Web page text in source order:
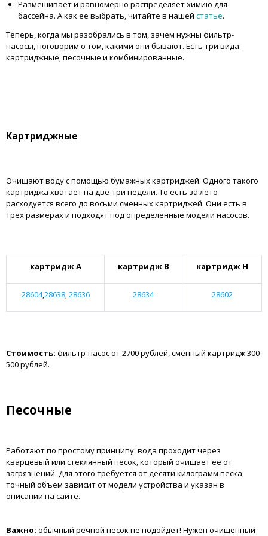
Размешивает и равномерно распределяет химию для
бассейна. А как ее выбрать, читайте в нашей статье.
Теперь, когда мы разобрались в том, зачем нужны фильтр-
насосы, поговорим о том, какими они бывают. Есть три вида:
картриджные, песочные и комбинированные.
Картриджные
Очищают воду с помощью бумажных картриджей. Одного такого
картриджа хватает на две-три недели. То есть за лето
расходуется всего до восьми сменных картриджей. Они есть в
трех размерах и подходят под определенные модели насосов.
картридж А картридж В картридж Н
28604,28638, 28636 28634 28602
Стоимость: фильтр-насос от 2700 рублей, сменный картридж 300-
500 рублей.
Песочные
Работают по простому принципу: вода проходит через
кварцевый или стеклянный песок, который очищает ее от
загрязнений. Для этого требуется от десяти килограмм песка,
точный объем зависит от модели устройства и указан в
описании на сайте.
Важно: обычный речной песок не подойдет! Нужен очищенный